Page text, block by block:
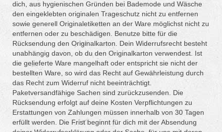
dich, aus hygienischen Gründen bei Bademode und Wäsche
den eingeklebten originalen Trageschutz nicht zu entfernen
sowie generell Originaletiketten an der Ware möglichst nicht zu
entfernen oder zu beschädigen. Benutze bitte für die
Rücksendung den Originalkarton. Dein Widerrufsrecht besteht
unabhängig davon, ob du den Originalkarton verwendest. Ist
die gelieferte Ware mangelhaft oder entspricht sie nicht der
bestellten Ware, so wird das Recht auf Gewährleistung durch
das Recht zum Widerruf nicht beeinträchtigt.
Paketversandfähige Sachen sind zurückzusenden. Die
Rücksendung erfolgt auf deine Kosten Verpflichtungen zu
Erstattungen von Zahlungen müssen innerhalb von 30 Tagen
erfüllt werden. Die Frist beginnt für dich mit der Absendung